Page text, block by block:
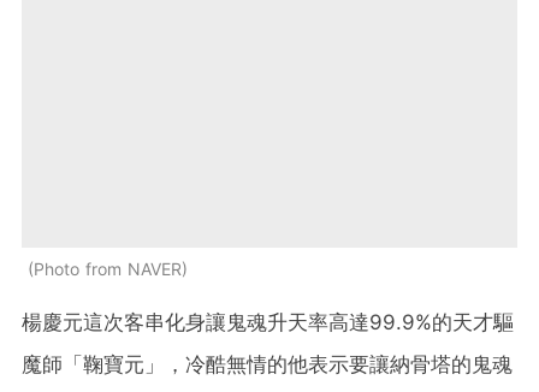
Photo from NAVER
楊慶元這次客串化身讓鬼魂升天率高達99.9%的天才驅
魔師「鞠寶元」，冷酷無情的他表示要讓納骨塔的鬼魂